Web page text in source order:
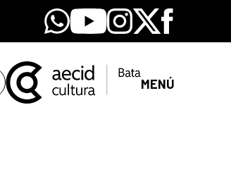
Whatsapp
YoutubeInstagram
X Facebook
MENÚ